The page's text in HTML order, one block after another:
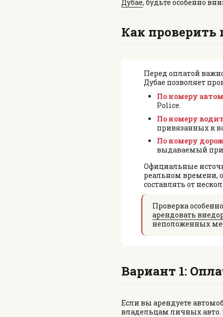
MERCEDES
All cars
Дубае, будьте особенно
Как
Перед оплатой
Дубае позволяет
По номеру
Police.
По номеру
привязанных к
По номеру
выдаваемый при
Официальные
реальном времени,
составлять от
Проверка
арендовать
неположенных
Вариант 1:
Если вы арендуете
владельцам личных авто.